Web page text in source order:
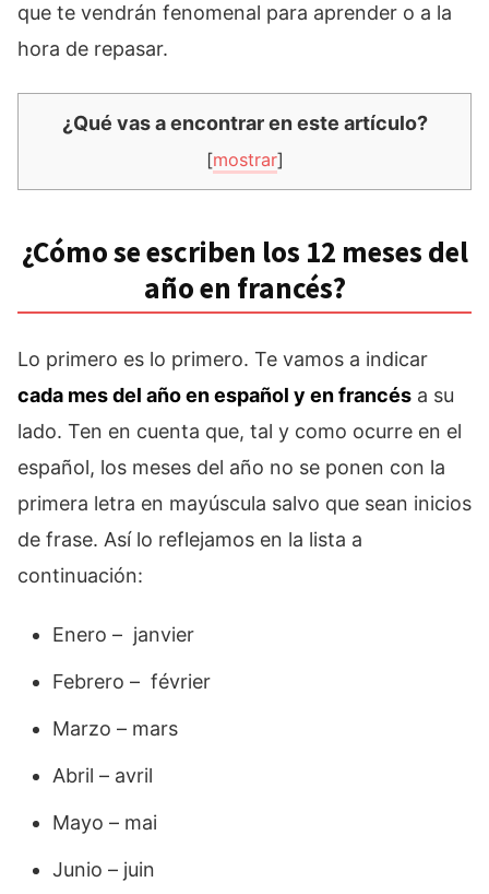
que te vendrán fenomenal para aprender o a la
hora de repasar.
¿Qué vas a encontrar en este artículo?
[mostrar]
¿Cómo se escriben los 12 meses del
año en francés?
Lo primero es lo primero. Te vamos a indicar
cada mes del año en español y en francés a su
lado. Ten en cuenta que, tal y como ocurre en el
español, los meses del año no se ponen con la
primera letra en mayúscula salvo que sean inicios
de frase. Así lo reflejamos en la lista a
continuación:
Enero – janvier
Febrero – février
Marzo – mars
Abril – avril
Mayo – mai
Junio – juin